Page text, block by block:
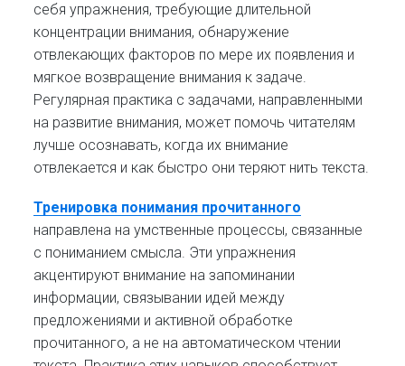
себя упражнения, требующие длительной
концентрации внимания, обнаружение
отвлекающих факторов по мере их появления и
мягкое возвращение внимания к задаче.
Регулярная практика с задачами, направленными
на развитие внимания, может помочь читателям
лучше осознавать, когда их внимание
отвлекается и как быстро они теряют нить текста.
Тренировка понимания прочитанного
направлена на умственные процессы, связанные
с пониманием смысла. Эти упражнения
акцентируют внимание на запоминании
информации, связывании идей между
предложениями и активной обработке
прочитанного, а не на автоматическом чтении